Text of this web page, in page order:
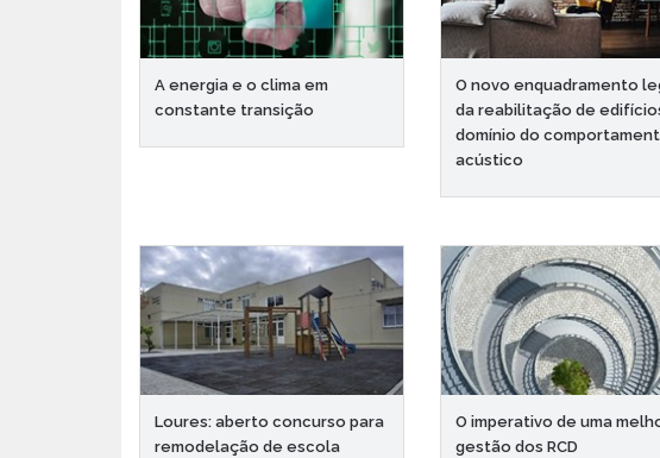
A energia e o clima em
constante transição
O novo enquadramento
da reabilitação de
domínio do
acústico
Loures: aberto concurso para
remodelação de escola
O imperativo de uma
gestão dos RCD